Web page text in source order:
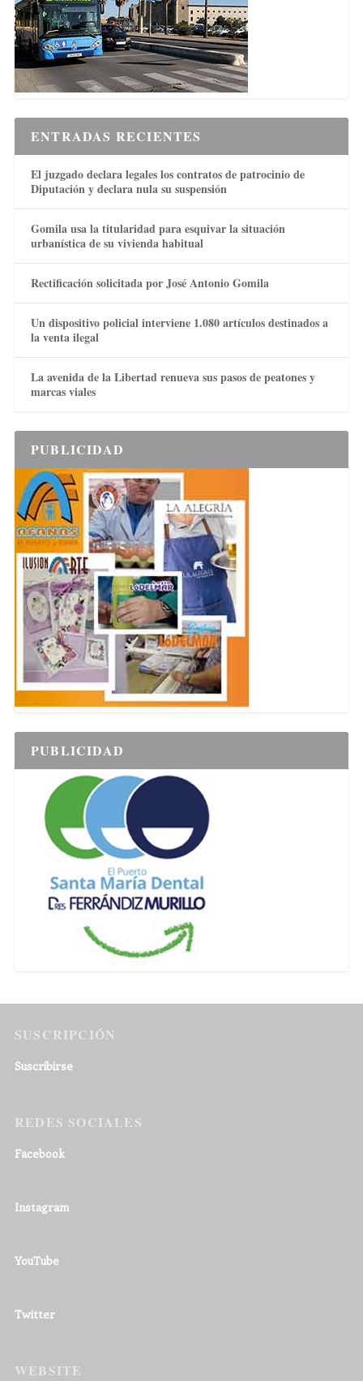
ENTRADAS RECIENTES
El juzgado declara legales los contratos de patrocinio de
Diputación y declara nula su suspensión
Gomila usa la titularidad para esquivar la situación
urbanística de su vivienda habitual
Rectificación solicitada por José Antonio Gomila
Un dispositivo policial interviene 1.080 artículos destinados a
la venta ilegal
La avenida de la Libertad renueva sus pasos de peatones y
marcas viales
PUBLICIDAD
PUBLICIDAD
SUSCRIPCIÓN
Suscribirse
REDES SOCIALES
Facebook
Instagram
YouTube
Twitter
WEBSITE